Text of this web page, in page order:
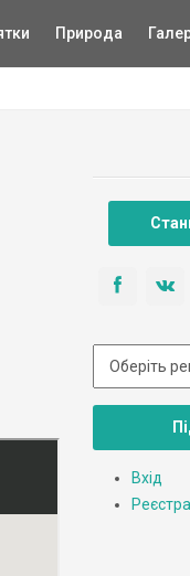
Природа
Вхід